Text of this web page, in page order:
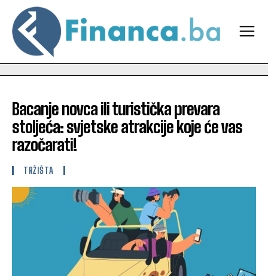
Bacanje novca ili turistička prevara
stoljeća: svjetske atrakcije koje će vas
razočarati!
TRŽIŠTA